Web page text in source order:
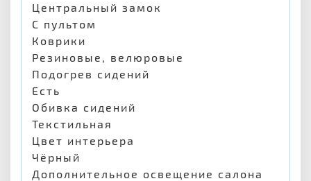
Центральный замок
С пультом
Коврики
Резиновые, велюровые
Подогрев сидений
Есть
Обивка сидений
Текстильная
Цвет интерьера
Чёрный
Дополнительное освещение салона